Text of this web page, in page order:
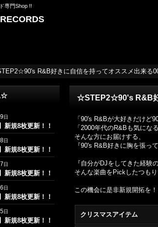
専門Shop !!
R&B好きに自信を持ってオススメ出来る
☆
日
新規8枚更新！！
日
新規8枚更新！！
日
新規8枚更新！！
日
新規8枚更新！！
日
新規8枚更新！！
☆STEP2☆90's R&B好
「90's R&Bが大好きだけど
「2000年代のR&Bも気にな
そんな方にお届けする、
『90's R&B好きに胸を張っ
『自分がDJをしてきた経験
そんな楽曲をPickしたつもり
この機会に是非新規開拓を！
クリスマスアイテム